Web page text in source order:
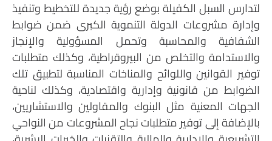
لتدارس السبل الكفيلة بوضع رؤية جديدة للتخطيط وتنفيذ
وإدارة مشروعات الدولة التنموية الكبرى ضمن ضوابط
الشفافية والمحاسبة وتحمل المسؤولية والإنجاز
والاستدامة والتخلص من البيروقراطية، وكذلك متطلبات
توفير القوانين واللوائح والمناخات المناسبة لتطبيق تلك
الضوابط من قانونية وإدارية واقتصادية، وكذلك لناحية
الجهات المعنية مثل البنوك والمقاولين والاستشاريين،
بالإضافة إلى توفير متطلبات نجاح المشروعات من النواحي